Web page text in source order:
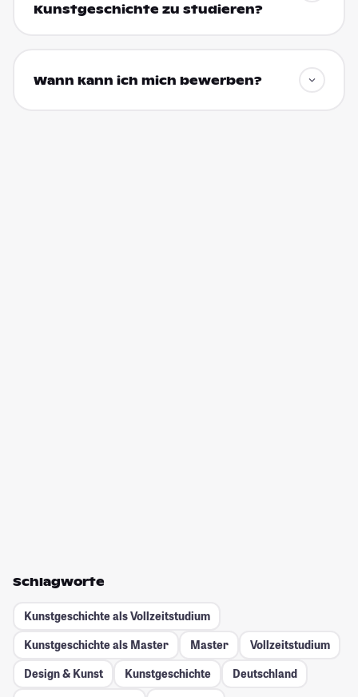
Kunstgeschichte zu studieren?
Wann kann ich mich bewerben?
Schlagworte
Kunstgeschichte als Vollzeitstudium
Kunstgeschichte als Master
Master
Vollzeitstudium
Design & Kunst
Kunstgeschichte
Deutschland